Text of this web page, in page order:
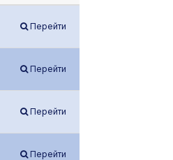
Перейти
Перейти
Перейти
Перейти